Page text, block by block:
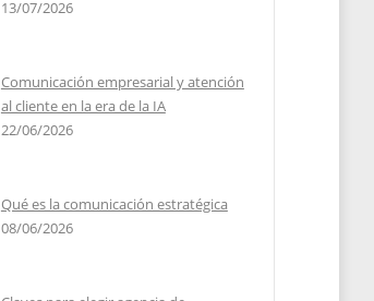
13/07/2026
Comunicación empresarial y atención
al cliente en la era de la IA
22/06/2026
Qué es la comunicación estratégica
08/06/2026